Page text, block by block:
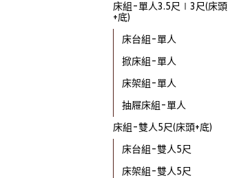
床組-單人3.5尺∣3尺(床頭
+底)
床台組-單人
掀床組-單人
床架組-單人
抽屜床組-單人
床組-雙人5尺(床頭+底)
床台組-雙人5尺
床架組-雙人5尺